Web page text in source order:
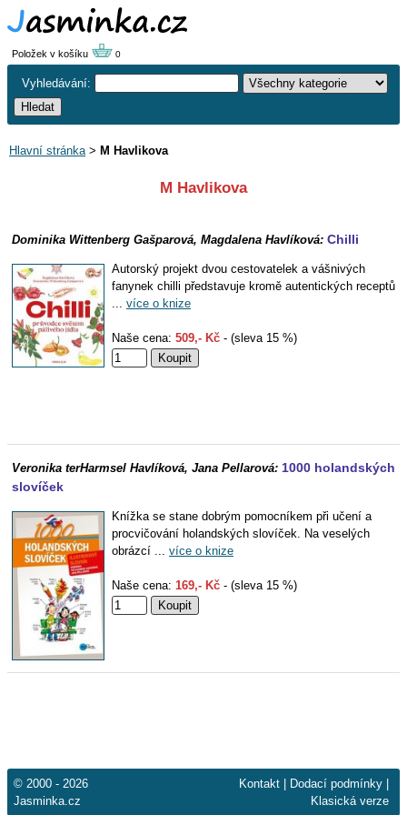
Položek v košíku 0
Vyhledávání:
Hlavní stránka> M Havlikova
M Havlikova
Dominika Wittenberg Gašparová, Magdalena Havlíková: Chilli
Autorský projekt dvou cestovatelek a vášnivých
fanynek chilli představuje kromě autentických receptů
... více o knize
Naše cena: 509,- Kč - (sleva 15 %)
Veronika terHarmsel Havlíková, Jana Pellarová: 1000 holandských
slovíček
Knížka se stane dobrým pomocníkem při učení a
procvičování holandských slovíček. Na veselých
obrázcí ... více o knize
Naše cena: 169,- Kč - (sleva 15 %)
© 2000 - 2026
Jasminka.cz
Kontakt Dodací podmínky